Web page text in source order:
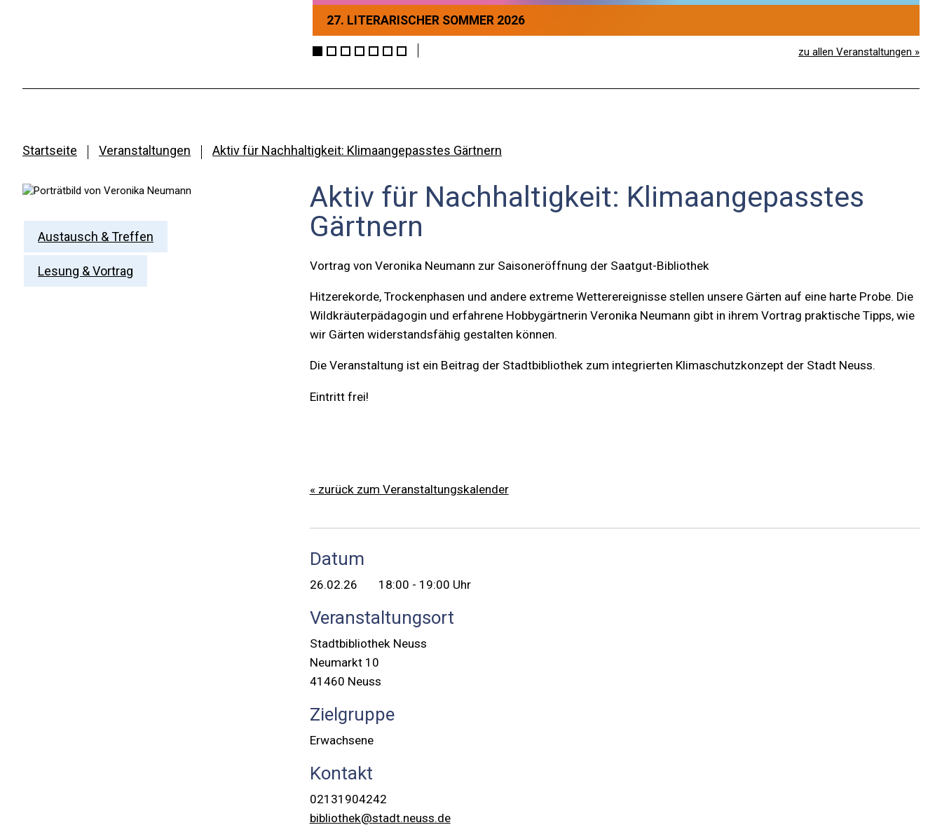
27. LITERARISCHER SOMMER 2026
zu allen Veranstaltungen »
Startseite Veranstaltungen Aktiv für Nachhaltigkeit: Klimaangepasstes Gärtnern
Austausch & Treffen
Lesung & Vortrag
Aktiv für Nachhaltigkeit: Klimaangepasstes
Gärtnern
Vortrag von Veronika Neumann zur Saisoneröffnung der Saatgut-Bibliothek
Hitzerekorde, Trockenphasen und andere extreme Wetterereignisse stellen unsere Gärten auf eine harte Probe. Die
Wildkräuterpädagogin und erfahrene Hobbygärtnerin Veronika Neumann gibt in ihrem Vortrag praktische Tipps, wie
wir Gärten widerstandsfähig gestalten können.
Die Veranstaltung ist ein Beitrag der Stadtbibliothek zum integrierten Klimaschutzkonzept der Stadt Neuss.
Eintritt frei!
« zurück zum Veranstaltungskalender
Datum
26.02.26 18:00 - 19:00 Uhr
Veranstaltungsort
Stadtbibliothek Neuss
Neumarkt 10
41460 Neuss
Zielgruppe
Erwachsene
Kontakt
02131904242
bibliothek@stadt.neuss.de